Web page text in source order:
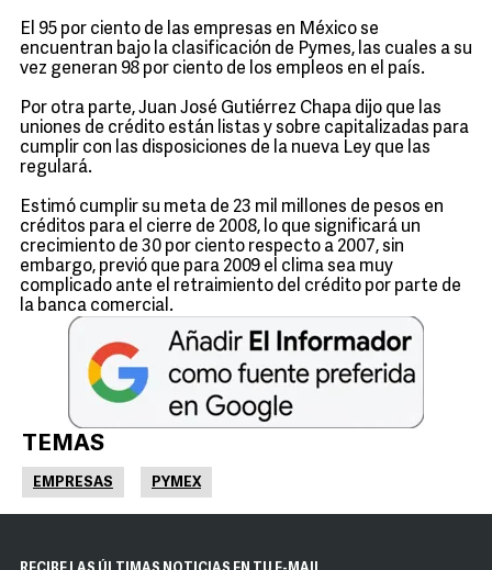
El 95 por ciento de las empresas en México se
encuentran bajo la clasificación de Pymes, las cuales a su
vez generan 98 por ciento de los empleos en el país.
Por otra parte, Juan José Gutiérrez Chapa dijo que las
uniones de crédito están listas y sobre capitalizadas para
cumplir con las disposiciones de la nueva Ley que las
regulará.
Estimó cumplir su meta de 23 mil millones de pesos en
créditos para el cierre de 2008, lo que significará un
crecimiento de 30 por ciento respecto a 2007, sin
embargo, previó que para 2009 el clima sea muy
complicado ante el retraimiento del crédito por parte de
la banca comercial.
TEMAS
EMPRESAS PYMEX